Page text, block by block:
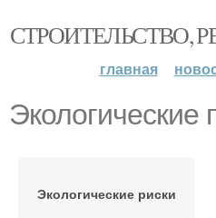
СТРОИТЕЛЬСТВО,
главная
Экологические риски